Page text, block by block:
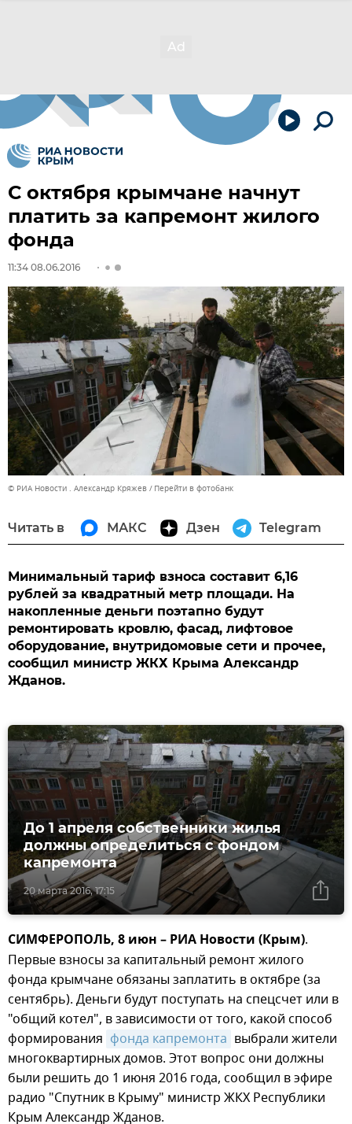
С октября крымчане начнут
платить за капремонт жилого
фонда
11:34 08.06.2016
© РИА Новости . Александр Кряжев Перейти в фотобанк
Читать в МАКС Дзен Telegram
Минимальный тариф взноса составит 6,16
рублей за квадратный метр площади. На
накопленные деньги поэтапно будут
ремонтировать кровлю, фасад, лифтовое
оборудование, внутридомовые сети и прочее,
сообщил министр ЖКХ Крыма Александр
Жданов.
20 марта 2016, 17:15
До 1 апреля собственники жилья
должны определиться с фондом
капремонта
СИМФЕРОПОЛЬ, 8 июн – РИА Новости (Крым).
Первые взносы за капитальный ремонт жилого
фонда крымчане обязаны заплатить в октябре (за
сентябрь). Деньги будут поступать на спецсчет или в
"общий котел", в зависимости от того, какой способ
формирования фонда капремонта выбрали жители
многоквартирных домов. Этот вопрос они должны
были решить до 1 июня 2016 года, сообщил в эфире
радио "Спутник в Крыму" министр ЖКХ Республики
Крым Александр Жданов.